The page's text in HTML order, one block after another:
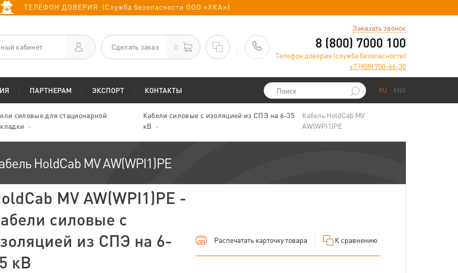
ТЕЛЕФОН ДОВЕРИЯ (Служба безопасности ООО «ХКА»)
кабинет Сделать заказ 0
Заказать звонок
8 (800) 7000 100
Телефон доверия (служба безопасности)
+7 (909) 700-66-30
ПАРТНЕРАМ ЭКСПОРТ КОНТАКТЫ RU ENG
силовые для стационарной
Кабели силовые с изоляцией из СПЭ на 6-35
кВ
Кабель HoldCab MV
AW(WPI1)PE
HoldCab MV AW(WPI1)PE
MV AW(WPI1)PE -
силовые с
из СПЭ на 6-
кВ
Распечатать карточку товара К сравнению